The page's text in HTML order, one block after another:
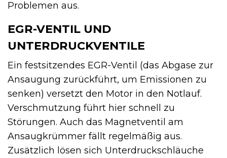
Problemen aus.
EGR-VENTIL UND
UNTERDRUCKVENTILE
Ein festsitzendes EGR-Ventil (das Abgase zur
Ansaugung zurückführt, um Emissionen zu
senken) versetzt den Motor in den Notlauf.
Verschmutzung führt hier schnell zu
Störungen. Auch das Magnetventil am
Ansaugkrümmer fällt regelmäßig aus.
Zusätzlich lösen sich Unterdruckschläuche